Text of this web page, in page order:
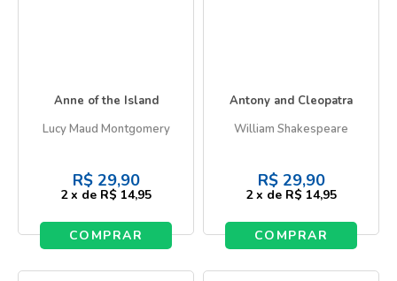
Anne of the Island
Lucy Maud Montgomery
R$ 29,90
2 x de R$ 14,95
COMPRAR
Antony and Cleopatra
William Shakespeare
R$ 29,90
2 x de R$ 14,95
COMPRAR